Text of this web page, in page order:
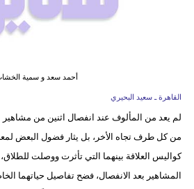
أحمد سعد و سمية
القاهرة ـ سعيد البحيري
لم يعد من المألوف عند انفصال اثنين من مشاهير
من كل طرف تجاه الأخر، بل يثار فضول البعض
كواليس العلاقة بينهما التي تأثرت ووصلت
المشاهير بعد الانفصال، فضح تفاصيل حياتهما